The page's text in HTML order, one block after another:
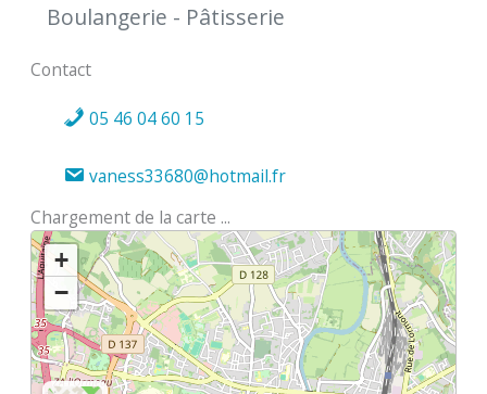
Boulangerie - Pâtisserie
Contact
05 46 04 60 15
vaness33680@hotmail.fr
Chargement de la carte ...
+
−